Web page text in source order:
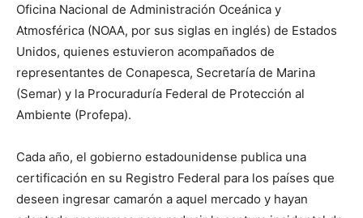
Oficina Nacional de Administración Oceánica y
Atmosférica (NOAA, por sus siglas en inglés) de Estados
Unidos, quienes estuvieron acompañados de
representantes de Conapesca, Secretaría de Marina
(Semar) y la Procuraduría Federal de Protección al
Ambiente (Profepa).
Cada año, el gobierno estadounidense publica una
certificación en su Registro Federal para los países que
deseen ingresar camarón a aquel mercado y hayan